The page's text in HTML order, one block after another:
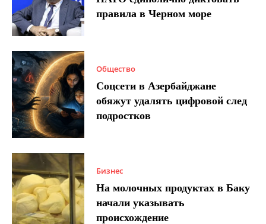
правила в Черном море
Общество
Соцсети в Азербайджане
обяжут удалять цифровой след
подростков
Бизнес
На молочных продуктах в Баку
начали указывать
происхождение